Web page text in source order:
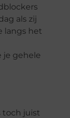
als zij
langs het
je gehele
toch juist